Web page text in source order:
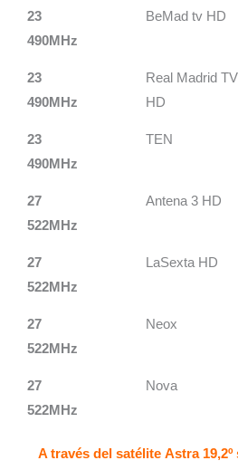
23
490MHz
BeMad tv HD
23
490MHz
Real Madrid TV
HD
23
490MHz
TEN
27
522MHz
Antena 3 HD
27
522MHz
LaSexta HD
27
522MHz
Neox
27
522MHz
Nova
A través del satélite Astra